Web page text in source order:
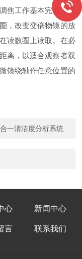
焦工作基本完成。为
，改变变倍物镜的放
读数圈上读取。在必
离，以适合观察者双
镜绕轴作任意位置的
一清洁度分析系统
心 新闻中心
言 联系我们